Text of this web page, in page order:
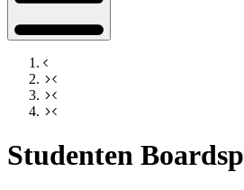
Studenten